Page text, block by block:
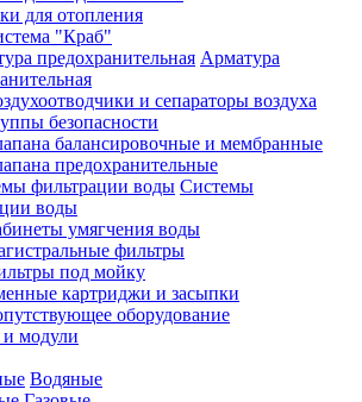
для отопления
"Краб"
Арматура
и сепараторы воздуха
безопасности
балансировочные и мембранные
предохранительные
Системы
воды
умягчения воды
фильтры
под мойку
картриджи и засыпки
оборудование
и модули
Водяные